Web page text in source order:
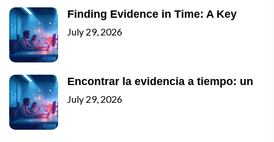
Finding Evidence in Time: A Key
July 29, 2026
Encontrar la evidencia a tiempo: un
July 29, 2026